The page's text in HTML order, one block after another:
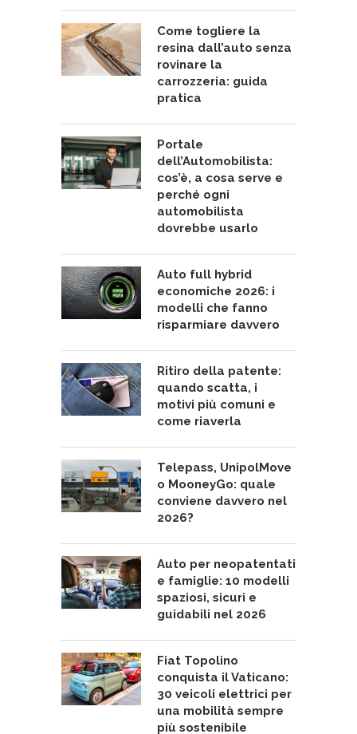
Come togliere la
resina dall’auto senza
rovinare la
carrozzeria: guida
pratica
Portale
dell’Automobilista:
cos’è, a cosa serve e
perché ogni
automobilista
dovrebbe usarlo
Auto full hybrid
economiche 2026: i
modelli che fanno
risparmiare davvero
Ritiro della patente:
quando scatta, i
motivi più comuni e
come riaverla
Telepass, UnipolMove
o MooneyGo: quale
conviene davvero nel
2026?
Auto per neopatentati
e famiglie: 10 modelli
spaziosi, sicuri e
guidabili nel 2026
Fiat Topolino
conquista il Vaticano:
30 veicoli elettrici per
una mobilità sempre
più sostenibile